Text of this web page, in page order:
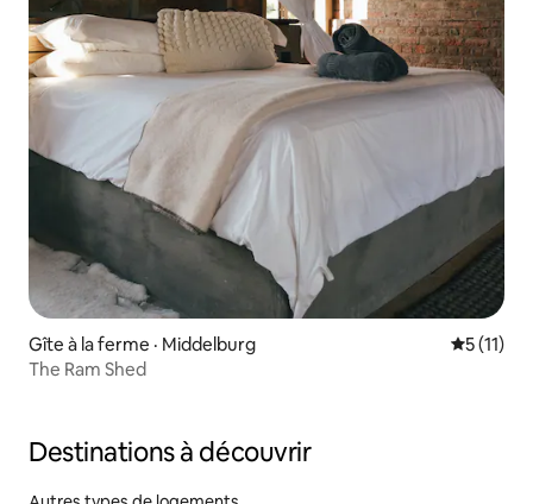
Gîte à la ferme · Middelburg Note
5 (11)
The Ram Shed
Destinations à découvrir